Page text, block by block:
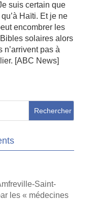
suis certain que
Haïti. Et je ne
encombrer les
solaires alors
pas à
[ABC News]
Saint-
les « médecines